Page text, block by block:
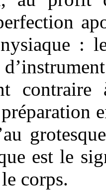
:
est le
corps.